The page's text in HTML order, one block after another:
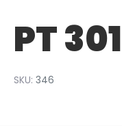
PT 301
SKU: 346